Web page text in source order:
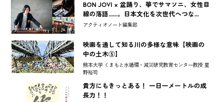
BON JOVI × 盆踊り、箏でサマソニ、女性目
線の落語......。日本文化を次世代へつな...
アクティオノート編集部
映画を通して知る川の多様な意味【映画の
中の土木⑤】
熊本大学 くまもと水循環・減災研究教育センター教授 星
野裕司
貴方にもきっとある！ 一日一メートルの成
長力！！